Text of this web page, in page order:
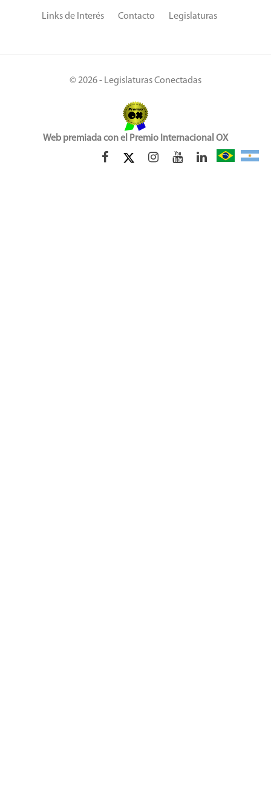
Links de Interés Contacto Legislaturas
© 2026 - Legislaturas Conectadas
Web premiada con el Premio Internacional OX